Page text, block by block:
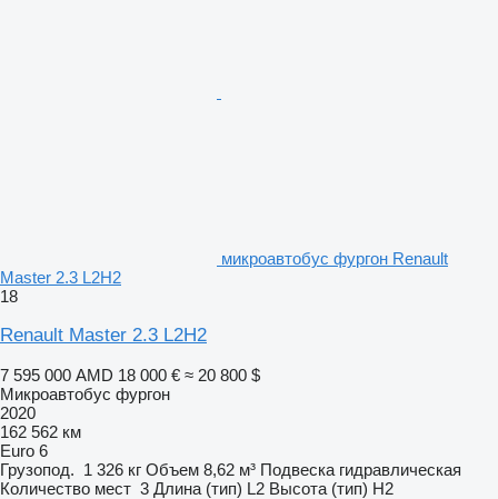
микроавтобус фургон Renault
Master 2.3 L2H2
18
Renault Master 2.3 L2H2
7 595 000 AMD 18 000 € ≈ 20 800 $
Микроавтобус фургон
2020
162 562 км
Euro 6
Грузопод. 1 326 кг Объем 8,62 м³ Подвеска гидравлическая
Количество мест 3 Длина (тип) L2 Высота (тип) H2